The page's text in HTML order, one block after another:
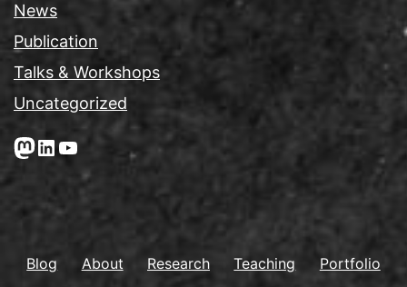
News
Publication
Talks & Workshops
Uncategorized
Mastodon
LinkedIn
YouTube
Blog About Research Teaching Portfolio